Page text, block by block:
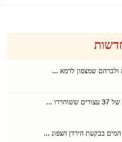
ולברהם שמצפון לרמא ...
...
בבקעת הירדן הצפונ ...